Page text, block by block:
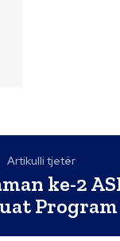
Artikulli tjetër
ke-2
Program